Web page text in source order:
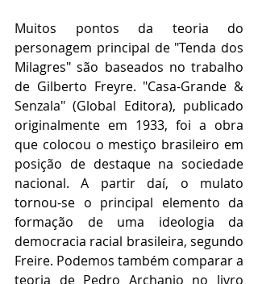
Muitos pontos da teoria do
personagem principal de "Tenda dos
Milagres" são baseados no trabalho
de Gilberto Freyre. "Casa-Grande &
Senzala" (Global Editora), publicado
originalmente em 1933, foi a obra
que colocou o mestiço brasileiro em
posição de destaque na sociedade
nacional. A partir daí, o mulato
tornou-se o principal elemento da
formação de uma ideologia da
democracia racial brasileira, segundo
Freire. Podemos também comparar a
teoria de Pedro Archanjo no livro